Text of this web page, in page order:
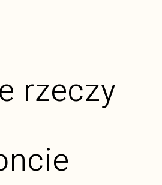
rzeczy